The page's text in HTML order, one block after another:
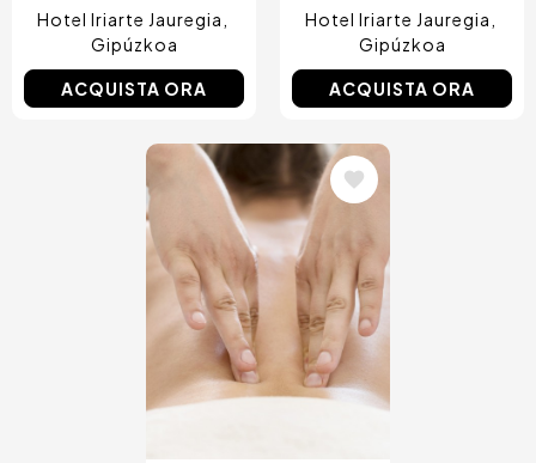
Hotel Iriarte Jauregia
Gipúzkoa
ACQUISTA ORA
Hotel Iriarte Jauregia
Gipúzkoa
ACQUISTA ORA
Immagine